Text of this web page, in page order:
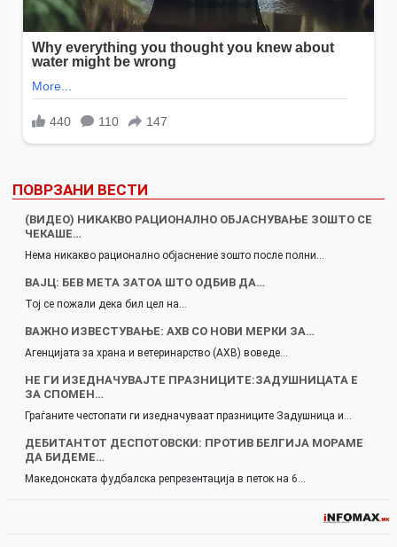
ПОВРЗАНИ ВЕСТИ
(ВИДЕО) НИКАКВО РАЦИОНАЛНО ОБЈАСНУВАЊЕ ЗОШТО СЕ
ЧЕКАШЕ…
Нема никакво рационално објаснение зошто после полни…
ВАЈЦ: БЕВ МЕТА ЗАТОА ШТО ОДБИВ ДА…
Тој се пожали дека бил цел на…
ВАЖНО ИЗВЕСТУВАЊЕ: АХВ СО НОВИ МЕРКИ ЗА…
Агенцијата за храна и ветеринарство (АХВ) воведе…
НЕ ГИ ИЗЕДНАЧУВАЈТЕ ПРАЗНИЦИТЕ:ЗАДУШНИЦАТА Е
ЗА СПОМЕН…
Граѓаните честопати ги изедначуваат празниците Задушница и…
ДЕБИТАНТОТ ДЕСПОТОВСКИ: ПРОТИВ БЕЛГИЈА МОРАМЕ
ДА БИДЕМЕ…
Македонската фудбалска репрезентација в петок на 6…